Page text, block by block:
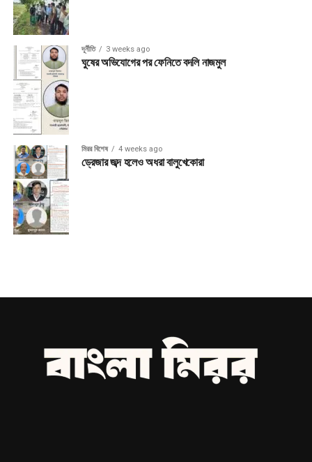
দূর্নীতি 3 weeks ago
ঘুষের অভিযোগের পর ফেনিতে বদলি নাজমুল
মিরর বিশেষ 4 weeks ago
ড্রেজার জব্দ হলেও অধরা বালুখেকোরা